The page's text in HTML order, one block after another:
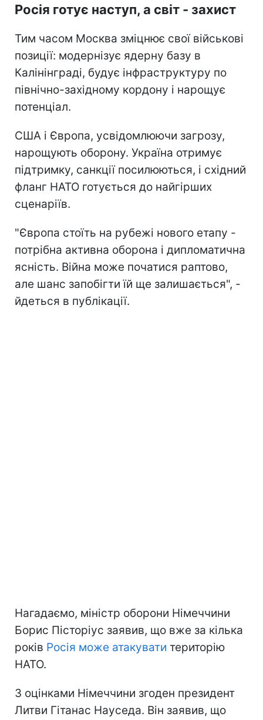
Росія готує наступ, а світ - захист
Тим часом Москва зміцнює свої військові
позиції: модернізує ядерну базу в
Калінінграді, будує інфраструктуру по
північно-західному кордону і нарощує
потенціал.
США і Європа, усвідомлюючи загрозу,
нарощують оборону. Україна отримує
підтримку, санкції посилюються, і східний
фланг НАТО готується до найгірших
сценаріїв.
"Європа стоїть на рубежі нового етапу -
потрібна активна оборона і дипломатична
ясність. Війна може початися раптово,
але шанс запобігти їй ще залишається", -
йдеться в публікації.
Нагадаємо, міністр оборони Німеччини
Борис Пісторіус заявив, що вже за кілька
років Росія може атакувати територію
НАТО.
З оцінками Німеччини згоден президент
Литви Гітанас Науседа. Він заявив, що